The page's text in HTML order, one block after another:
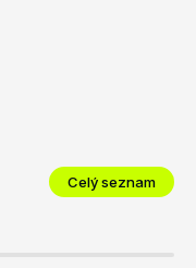
Celý seznam